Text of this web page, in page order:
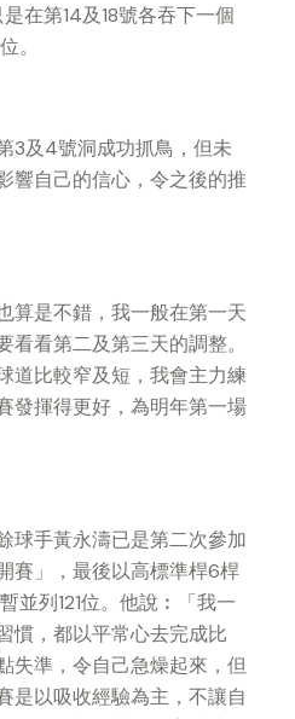
在第14及18號各吞下一個
。
3及4號洞成功抓鳥，但未
響自己的信心，令之後的推
算是不錯，我一般在第一天
看看第二及第三天的調整。
道比較窄及短，我會主力練
發揮得更好，為明年第一場
球手黃永濤已是第二次參加
賽」，最後以高標準桿6桿
並列121位。他說︰「我一
慣，都以平常心去完成比
失準，令自己急燥起來，但
是以吸收經驗為主，不讓自